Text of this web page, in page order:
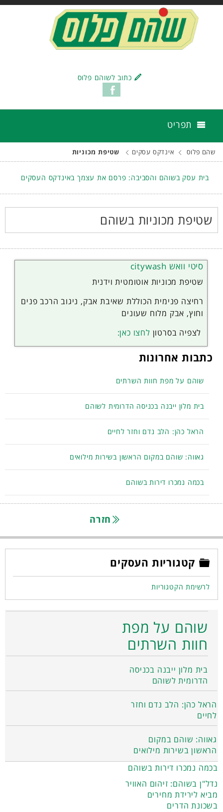
כתוב לשוהם פלוס
תפריט
שהם פלוס אינדקס עסקים שטיפת מכוניות
בית עסק בשוהם והסביבה: פרסם את עצמך באינדקס העסקים
שטיפת מכוניות בשוהם
סיטי וואש citywash
שטיפת מכוניות אוטומטית וידנית
רחיצה פנימית הכוללת שאיבת אבק, ניגוב הרכב פנים
וחוץ, אבק מלוח שעונים
לצפיה בסרטון לחצו כאן:
כתבות אחרונות
שוהם על מפת חוות השרתים
בית מלון ייבנה בכניסה הדרומית לשוהם
הראל כהן: הלב נדם וחזר לחיים
גאווה: שוהם במקום הראשון בשירות מילואים
בכמה נמכרו דירות בשוהם
חזרה
קטגוריות העסקים
לרשימת הקטגוריות
שוהם על מפת
חוות השרתים
בית מלון ייבנה בכניסה
הדרומית לשוהם
הראל כהן: הלב נדם וחזר
לחיים
גאווה: שוהם במקום
הראשון בשירות מילואים
בכמה נמכרו דירות בשוהם
נדל"ן בשוהם: זיהום האוויר
מביא לירידת מחירים
בשכונת הדרים